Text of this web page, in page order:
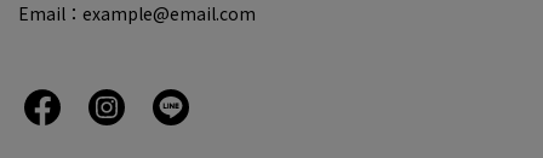
Email：example@email.com